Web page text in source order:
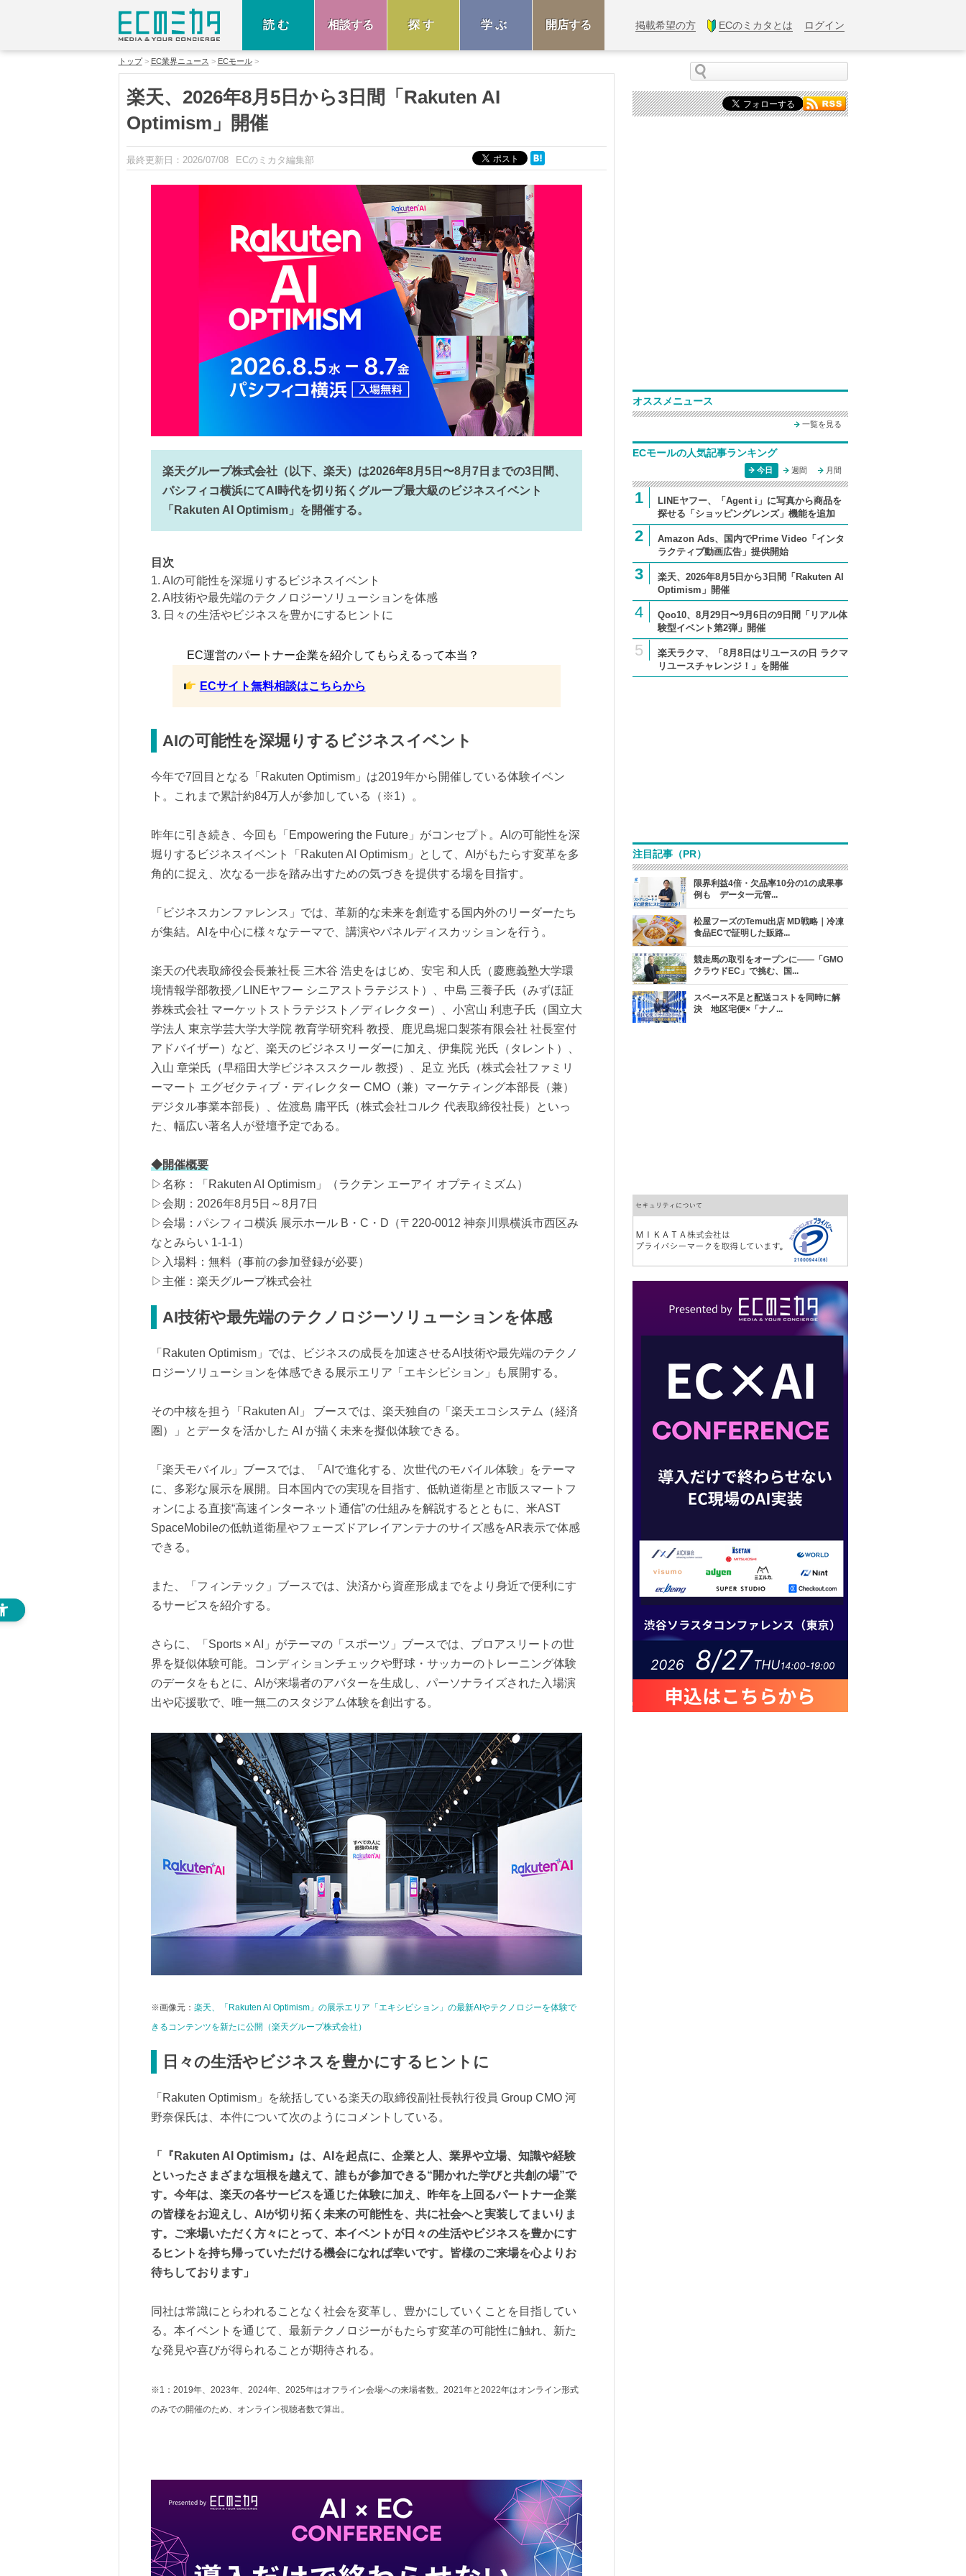
読む 相談する 探す 学ぶ 開店する 掲載希望の方 ECのミカタとは ログイン
トップ EC業界ニュース ECモール
楽天、2026年8月5日から3日間「Rakuten AI
Optimism」開催
最終更新日： 2026/07/08 ECのミカタ編集部
楽天グループ株式会社（以下、楽天）は2026年8月5日〜8月7日までの3日間、
パシフィコ横浜にてAI時代を切り拓くグループ最大級のビジネスイベント
「Rakuten AI Optimism」を開催する。
目次
1. AIの可能性を深堀りするビジネスイベント
2. AI技術や最先端のテクノロジーソリューションを体感
3. 日々の生活やビジネスを豊かにするヒントに
EC運営のパートナー企業を紹介してもらえるって本当？
ECサイト無料相談はこちらから
AIの可能性を深堀りするビジネスイベント
今年で7回目となる「Rakuten Optimism」は2019年から開催している体験イベン
ト。これまで累計約84万人が参加している（※1）。
昨年に引き続き、今回も「Empowering the Future」がコンセプト。AIの可能性を深
堀りするビジネスイベント「Rakuten AI Optimism」として、AIがもたらす変革を多
角的に捉え、次なる一歩を踏み出すための気づきを提供する場を目指す。
「ビジネスカンファレンス」では、革新的な未来を創造する国内外のリーダーたち
が集結。AIを中心に様々なテーマで、講演やパネルディスカッションを行う。
楽天の代表取締役会長兼社長 三木谷 浩史をはじめ、安宅 和人氏（慶應義塾大学環
境情報学部教授／LINEヤフー シニアストラテジスト）、中島 三養子氏（みずほ証
券株式会社 マーケットストラテジスト／ディレクター）、小宮山 利恵子氏（国立大
学法人 東京学芸大学大学院 教育学研究科 教授、鹿児島堀口製茶有限会社 社長室付
アドバイザー）など、楽天のビジネスリーダーに加え、伊集院 光氏（タレント）、
入山 章栄氏（早稲田大学ビジネススクール 教授）、足立 光氏（株式会社ファミリ
ーマート エグゼクティブ・ディレクター CMO（兼）マーケティング本部長（兼）
デジタル事業本部長）、佐渡島 庸平氏（株式会社コルク 代表取締役社長）といっ
た、幅広い著名人が登壇予定である。
◆開催概要
▷名称：「Rakuten AI Optimism」（ラクテン エーアイ オプティミズム）
▷会期：2026年8月5日～8月7日
▷会場：パシフィコ横浜 展示ホール B・C・D（〒220-0012 神奈川県横浜市西区み
なとみらい 1-1-1）
▷入場料：無料（事前の参加登録が必要）
▷主催：楽天グループ株式会社
AI技術や最先端のテクノロジーソリューションを体感
「Rakuten Optimism」では、ビジネスの成長を加速させるAI技術や最先端のテクノ
ロジーソリューションを体感できる展示エリア「エキシビション」も展開する。
その中核を担う「Rakuten AI」 ブースでは、楽天独自の「楽天エコシステム（経済
圏）」とデータを活かした AI が描く未来を擬似体験できる。
「楽天モバイル」ブースでは、「AIで進化する、次世代のモバイル体験」をテーマ
に、多彩な展示を展開。日本国内での実現を目指す、低軌道衛星と市販スマートフ
ォンによる直接“高速インターネット通信”の仕組みを解説するとともに、米AST
SpaceMobileの低軌道衛星やフェーズドアレイアンテナのサイズ感をAR表示で体感
できる。
また、「フィンテック」ブースでは、決済から資産形成までをより身近で便利にす
るサービスを紹介する。
さらに、「Sports × AI」がテーマの「スポーツ」ブースでは、プロアスリートの世
界を疑似体験可能。コンディションチェックや野球・サッカーのトレーニング体験
のデータをもとに、AIが来場者のアバターを生成し、パーソナライズされた入場演
出や応援歌で、唯一無二のスタジアム体験を創出する。
※画像元： 楽天、「Rakuten AI Optimism」の展示エリア「エキシビション」の最新AIやテクノロジーを体験で
きるコンテンツを新たに公開（楽天グループ株式会社）
日々の生活やビジネスを豊かにするヒントに
「Rakuten Optimism」を統括している楽天の取締役副社長執行役員 Group CMO 河
野奈保氏は、本件について次のようにコメントしている。
「『Rakuten AI Optimism』は、AIを起点に、企業と人、業界や立場、知識や経験
といったさまざまな垣根を越えて、誰もが参加できる“開かれた学びと共創の場”で
す。今年は、楽天の各サービスを通じた体験に加え、昨年を上回るパートナー企業
の皆様をお迎えし、AIが切り拓く未来の可能性を、共に社会へと実装してまいりま
す。ご来場いただく方々にとって、本イベントが日々の生活やビジネスを豊かにす
るヒントを持ち帰っていただける機会になれば幸いです。皆様のご来場を心よりお
待ちしております」
同社は常識にとらわれることなく社会を変革し、豊かにしていくことを目指してい
る。本イベントを通じて、最新テクノロジーがもたらす変革の可能性に触れ、新た
な発見や喜びが得られることが期待される。
※1：2019年、2023年、2024年、2025年はオフライン会場への来場者数。2021年と2022年はオンライン形式
のみでの開催のため、オンライン視聴者数で算出。
オススメニュース
一覧を見る
ECモールの人気記事ランキング
今日 週間 月間
1
LINEヤフー、「Agent i」に写真から商品を
探せる「ショッピングレンズ」機能を追加
2
Amazon Ads、国内でPrime Video「インタ
ラクティブ動画広告」提供開始
3
楽天、2026年8月5日から3日間「Rakuten AI
Optimism」開催
4
Qoo10、8月29日〜9月6日の9日間「リアル体
験型イベント第2弾」開催
5
楽天ラクマ、「8月8日はリユースの日 ラクマ
リユースチャレンジ！」を開催
注目記事（PR）
限界利益4倍・欠品率10分の1の成果事
例も データ一元管...
松屋フーズのTemu出店 MD戦略｜冷凍
食品ECで証明した販路...
競走馬の取引をオープンに――「GMO
クラウドEC」で挑む、国...
スペース不足と配送コストを同時に解
決 地区宅便×「ナノ...